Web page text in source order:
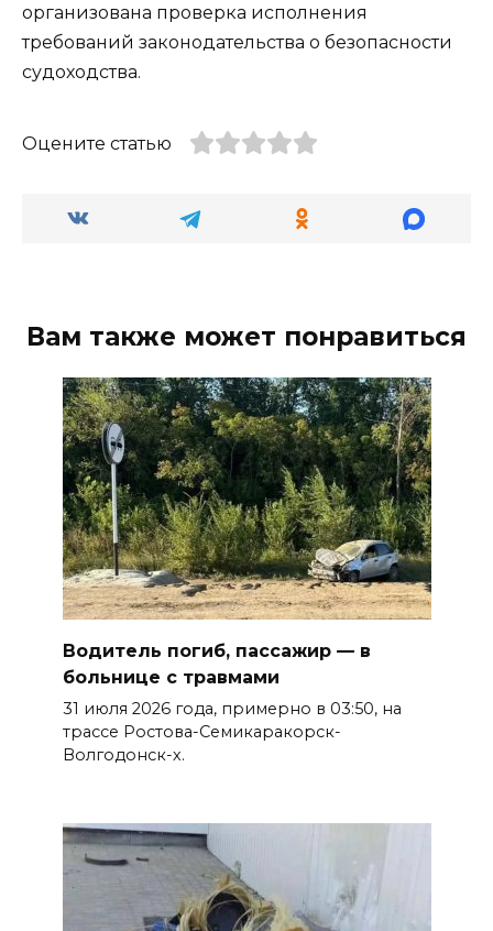
организована проверка исполнения
требований законодательства о безопасности
судоходства.
Оцените статью
Вам также может понравиться
Водитель погиб, пассажир — в
больнице с травмами
31 июля 2026 года, примерно в 03:50, на
трассе Ростова-Семикаракорск-
Волгодонск-х.